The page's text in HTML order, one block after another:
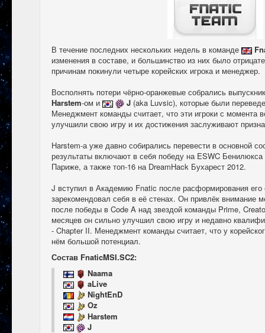
В течение последних нескольких недель в команде
изменения в составе, и большинство из них было
причинам покинули четыре корейских игрока и менеджер.
Восполнять потери чёрно-оранжевые собрались
Harstem-ом и J (aka Luvsic), которые были
Менеджмент команды считает, что эти игроки с момента
улучшили свою игру и их достижения заслуживают
Harstem-а уже давно собирались перевести в основной
результаты включают в себя победу на ESWC
Париже, а также топ-16 на DreamHack Бухарест 2012.
J вступил в Академию Fnatic после расформирования
зарекомендовал себя в её стенах. Он привлёк внимание
после победы в Code A над звездой команды Prime,
месяцев он сильно улучшил свою игру и недавно
- Chapter II. Менеджмент команды считает, что у
нём большой потенциал.
Состав FnaticMSI.SC2:
Naama
aLive
NightEnD
Oz
Harstem
J